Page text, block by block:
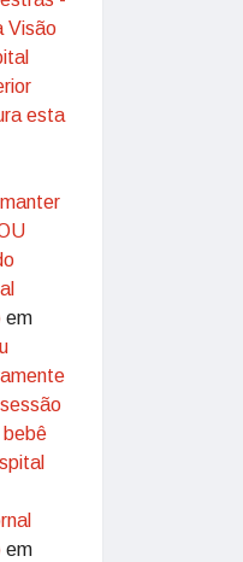
Visão
esta
em
bebê
em